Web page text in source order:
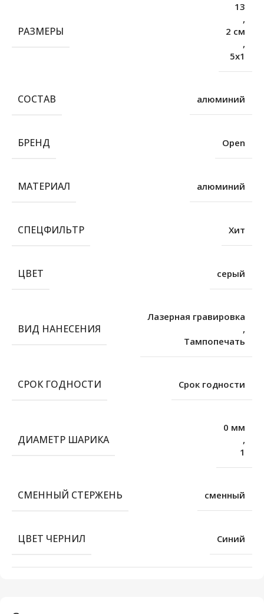
РАЗМЕРЫ
13
,
2 см
,
5х1
СОСТАВ алюминий
БРЕНД Open
МАТЕРИАЛ алюминий
СПЕЦФИЛЬТР Хит
ЦВЕТ серый
ВИД НАНЕСЕНИЯ
Лазерная гравировка
,
Тампопечать
СРОК ГОДНОСТИ Срок годности
ДИАМЕТР ШАРИКА
0 мм
,
1
СМЕННЫЙ СТЕРЖЕНЬ сменный
ЦВЕТ ЧЕРНИЛ Синий